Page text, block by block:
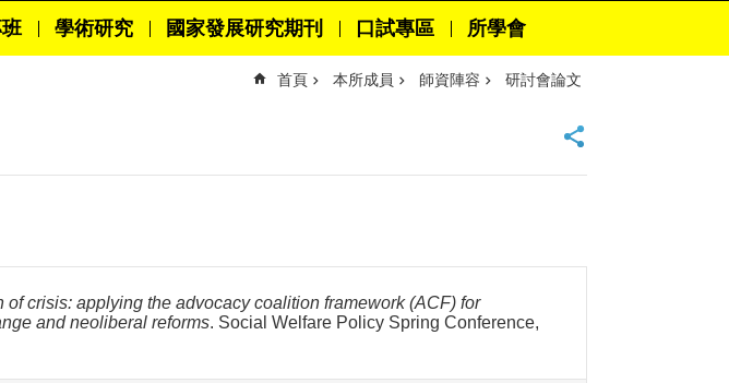
學術研究 國家發展研究期刊 口試專區 所學會
首頁 本所成員 師資陣容 研討會論文
of crisis: applying the advocacy coalition framework (ACF) for
and neoliberal reforms. Social Welfare Policy Spring Conference,